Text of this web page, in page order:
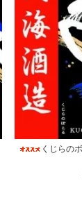
くじらの